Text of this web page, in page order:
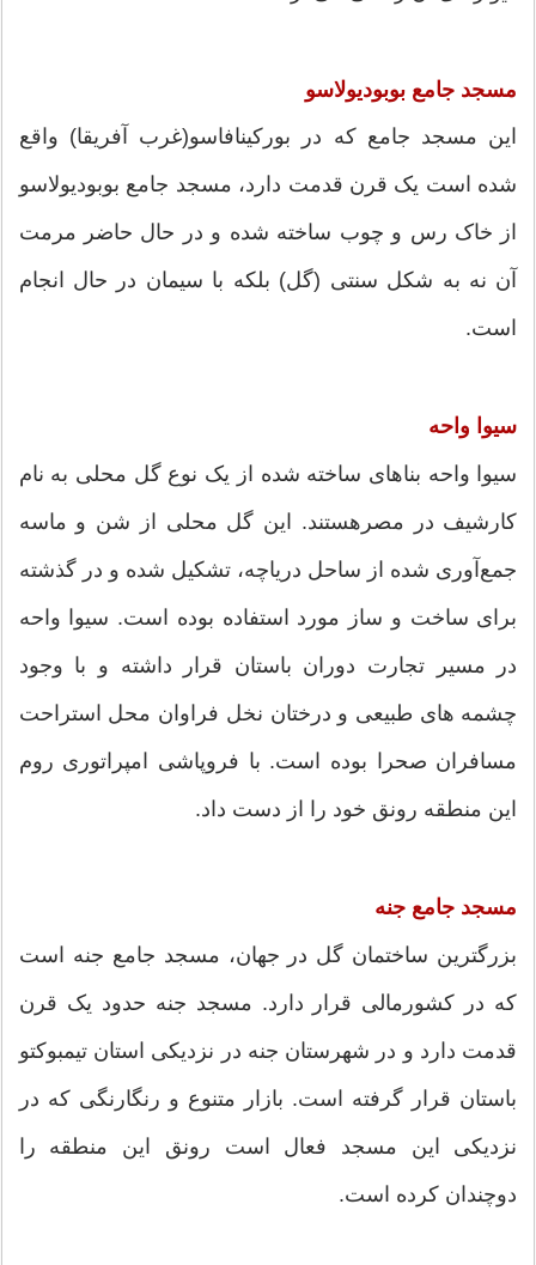
مسجد جامع بوبودیولاسو
این مسجد جامع که در بورکینافاسو(غرب آفریقا) واقع
شده است یک قرن قدمت دارد، مسجد جامع بوبودیولاسو
از خاک رس و چوب ساخته شده و در حال حاضر مرمت
آن نه به شکل سنتی (گل) بلکه با سیمان در حال انجام
است.
سیوا واحه
سیوا واحه بناهای ساخته شده از یک نوع گل محلی به نام
کارشیف در مصرهستند. این گل محلی از شن و ماسه
جمع‌آوری شده از ساحل دریاچه، تشکیل شده و در گذشته
برای ساخت و ساز مورد استفاده بوده است. سیوا واحه
در مسیر تجارت دوران باستان قرار داشته و با وجود
چشمه های طبیعی و درختان نخل فراوان محل استراحت
مسافران صحرا بوده است. با فروپاشی امپراتوری روم
این منطقه رونق خود را از دست داد.
مسجد جامع جنه
بزرگترین ساختمان گل در جهان، مسجد جامع جنه است
که در کشورمالی قرار دارد. مسجد جنه حدود یک قرن
قدمت دارد و در شهرستان جنه در نزدیکی استان تیمبوکتو
باستان قرار گرفته است. بازار متنوع و رنگارنگی که در
نزدیکی این مسجد فعال است رونق این منطقه را
دوچندان کرده است.